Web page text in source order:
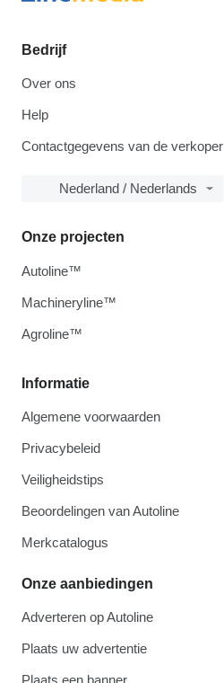
Bedrijf
Over ons
Help
Contactgegevens van de verkoper
Nederland / Nederlands
Informatie
Algemene voorwaarden
Privacybeleid
Veiligheidstips
Beoordelingen van Autoline
Merkcatalogus
Onze aanbiedingen
Adverteren op Autoline
Plaats uw advertentie
Plaats een banner
Onze projecten
Autoline™
Machineryline™
Agroline™